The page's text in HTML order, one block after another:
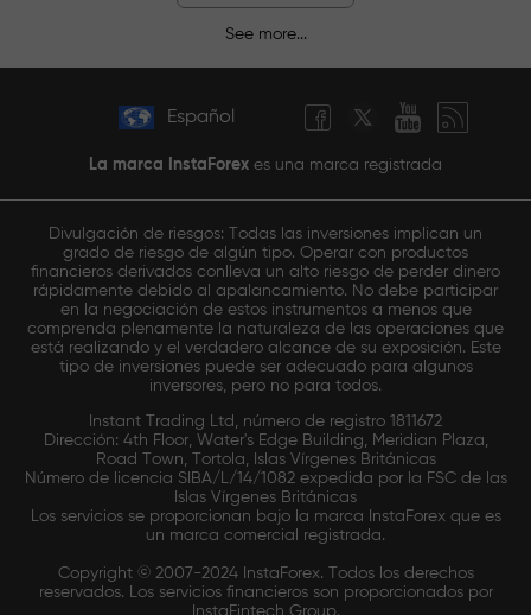
See more...
Español
La marca InstaForex es una marca registrada
Divulgación de riesgos: Todas las inversiones implican un
grado de riesgo de algún tipo. Operar con productos
financieros derivados conlleva un alto riesgo de perder dinero
rápidamente debido al apalancamiento. No debe participar
en la negociación de estos instrumentos a menos que
comprenda plenamente la naturaleza de las operaciones que
está realizando y el verdadero alcance de su exposición. Este
tipo de inversiones puede ser adecuado para algunos
inversores, pero no para todos.
Instant Trading Ltd, número de registro 1811672
Dirección: 4th Floor, Water's Edge Building, Meridian Plaza,
Road Town, Tortola, Islas Vírgenes Británicas
Número de licencia SIBA/L/14/1082 expedida por la FSC de las
Islas Vírgenes Británicas
Los servicios se proporcionan bajo la marca InstaForex que es
un marca comercial registrada.
Copyright © 2007-2024 InstaForex. Todos los derechos
reservados. Los servicios financieros son proporcionados por
InstaFintech Group.